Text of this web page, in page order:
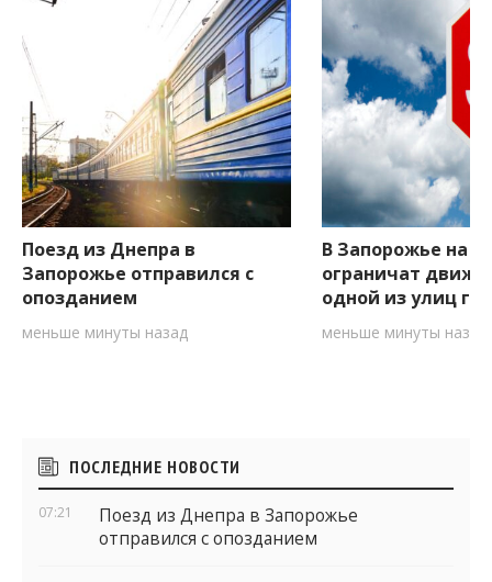
Поезд из Днепра в
Запорожье отправился с
опозданием
меньше минуты назад
В Запорожье на
ограничат
одной из улиц
меньше минуты назад
Боковые
виджеты
ПОСЛЕДНИЕ НОВОСТИ
07:21
Поезд из Днепра в Запорожье
отправился с опозданием